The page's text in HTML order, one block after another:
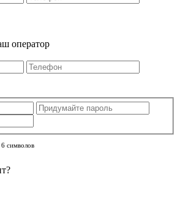
оператор
символов